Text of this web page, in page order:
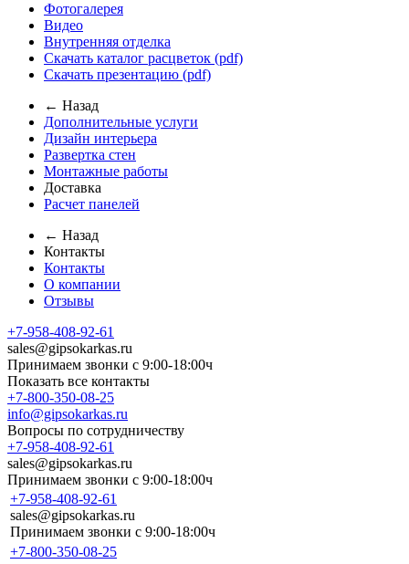
Фотогалерея
Видео
Внутренняя отделка
Скачать каталог расцветок (pdf)
Скачать презентацию (pdf)
← Назад
Дополнительные услуги
Дизайн интерьера
Развертка стен
Монтажные работы
Доставка
Расчет панелей
← Назад
Контакты
Контакты
О компании
Отзывы
+7-958-408-92-61
sales@gipsokarkas.ru
Принимаем звонки с 9:00-18:00ч
Показать все контакты
+7-800-350-08-25
info@gipsokarkas.ru
Вопросы по сотрудничеству
+7-958-408-92-61
sales@gipsokarkas.ru
Принимаем звонки с 9:00-18:00ч
+7-958-408-92-61
sales@gipsokarkas.ru
Принимаем звонки с 9:00-18:00ч
+7-800-350-08-25